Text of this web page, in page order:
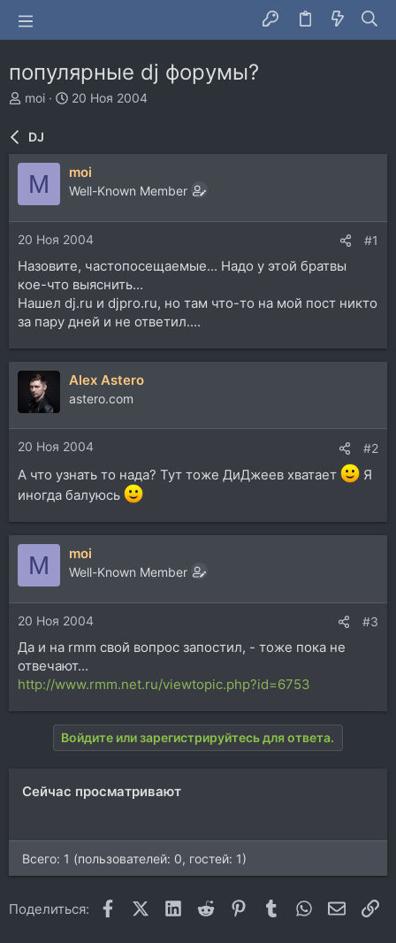
популярные dj форумы?
А
т
р
е
ы
moi
Д
а
ч
л
а
20 Ноя 2004
DJ
M moi
Well-Known Member
20 Ноя 2004 #1
Назовите, частопосещаемые... Надо у этой братвы
кое-что выяснить...
Нашел dj.ru и djpro.ru, но там что-то на мой пост никто
за пару дней и не ответил....
Alex Astero
astero.com
20 Ноя 2004 #2
А что узнать то нада? Тут тоже ДиДжеев хватает
Я
иногда балуюсь
M moi
Well-Known Member
20 Ноя 2004 #3
Да и на rmm свой вопрос запостил, - тоже пока не
отвечают...
http://www.rmm.net.ru/viewtopic.php?id=6753
Войдите или зарегистрируйтесь для ответа.
Сейчас просматривают
Всего: 1 (пользователей: 0, гостей: 1)
Поделиться: FacebookX (Twitter)
LinkedIn
Reddit Pinterest
Tumblr WhatsApp